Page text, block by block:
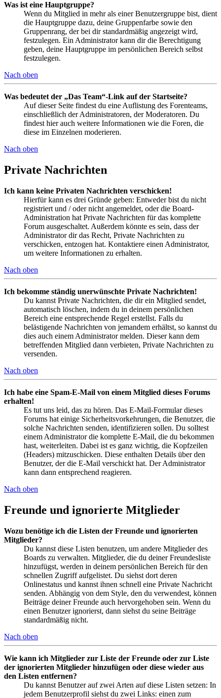
Was ist eine Hauptgruppe?
Wenn du Mitglied in mehr als einer Benutzergruppe bist, dient
die Hauptgruppe dazu, deine Gruppenfarbe sowie den
Gruppenrang, der bei dir standardmäßig angezeigt wird,
festzulegen. Ein Administrator kann dir die Berechtigung
geben, deine Hauptgruppe im persönlichen Bereich selbst
festzulegen.
Nach oben
Was bedeutet der „Das Team“-Link auf der Startseite?
Auf dieser Seite findest du eine Auflistung des Forenteams,
einschließlich der Administratoren, der Moderatoren. Du
findest hier auch weitere Informationen wie die Foren, die
diese im Einzelnen moderieren.
Nach oben
Private Nachrichten
Ich kann keine Privaten Nachrichten verschicken!
Hierfür kann es drei Gründe geben: Entweder bist du nicht
registriert und / oder nicht angemeldet, oder die Board-
Administration hat Private Nachrichten für das komplette
Forum ausgeschaltet. Außerdem könnte es sein, dass der
Administrator dir das Recht, Private Nachrichten zu
verschicken, entzogen hat. Kontaktiere einen Administrator,
um weitere Informationen zu erhalten.
Nach oben
Ich bekomme ständig unerwünschte Private Nachrichten!
Du kannst Private Nachrichten, die dir ein Mitglied sendet,
automatisch löschen, indem du in deinem persönlichen
Bereich eine entsprechende Regel erstellst. Falls du
belästigende Nachrichten von jemandem erhältst, so kannst du
dies auch einem Administrator melden. Dieser kann dem
betreffenden Mitglied dann verbieten, Private Nachrichten zu
versenden.
Nach oben
Ich habe eine Spam-E-Mail von einem Mitglied dieses Forums
erhalten!
Es tut uns leid, das zu hören. Das E-Mail-Formular dieses
Forums hat einige Sicherheitsvorkehrungen, die Benutzer, die
solche Nachrichten senden, identifizieren sollen. Du solltest
einem Administrator die komplette E-Mail, die du bekommen
hast, weiterleiten. Dabei ist es ganz wichtig, die Kopfzeilen
(Headers) mitzuschicken. Diese enthalten Details über den
Benutzer, der die E-Mail verschickt hat. Der Administrator
kann dann entsprechend reagieren.
Nach oben
Freunde und ignorierte Mitglieder
Wozu benötige ich die Listen der Freunde und ignorierten
Mitglieder?
Du kannst diese Listen benutzen, um andere Mitglieder des
Boards zu verwalten. Mitglieder, die du deiner Freundesliste
hinzufügst, werden in deinem persönlichen Bereich für den
schnellen Zugriff aufgelistet. Du siehst dort deren
Onlinestatus und kannst ihnen schnell eine Private Nachricht
senden. Abhängig von dem Style, den du verwendest, können
Beiträge deiner Freunde auch hervorgehoben sein. Wenn du
einen Benutzer ignorierst, dann siehst du seine Beiträge
standardmäßig nicht.
Nach oben
Wie kann ich Mitglieder zur Liste der Freunde oder zur Liste
der ignorierten Mitglieder hinzufügen oder diese wieder aus
den Listen entfernen?
Du kannst Benutzer auf zwei Arten auf diese Listen setzen: In
jedem Benutzerprofil siehst du zwei Links: einen zum